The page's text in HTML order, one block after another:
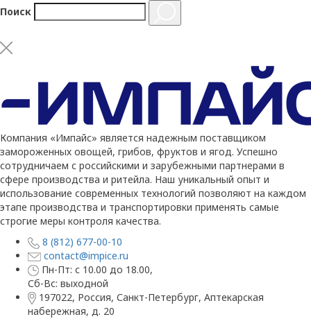
Поиск
Компания «Импайс» является надежным поставщиком
замороженных овощей, грибов, фруктов и ягод. Успешно
сотрудничаем с российскими и зарубежными партнерами в
сфере производства и ритейла. Наш уникальный опыт и
использование современных технологий позволяют на каждом
этапе производства и транспортировки применять самые
строгие меры контроля качества.
8 (812) 677-00-10
contact@impice.ru
Пн-Пт: с 10.00 до 18.00,
Сб-Вс: выходной
197022, Россия, Санкт-Петербург, Аптекарская
набережная, д. 20